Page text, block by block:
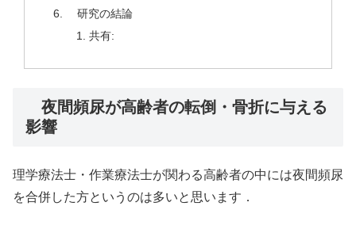
研究の結論
共有:
夜間頻尿が高齢者の転倒・骨折に与える
影響
理学療法士・作業療法士が関わる高齢者の中には夜間頻尿
を合併した方というのは多いと思います．